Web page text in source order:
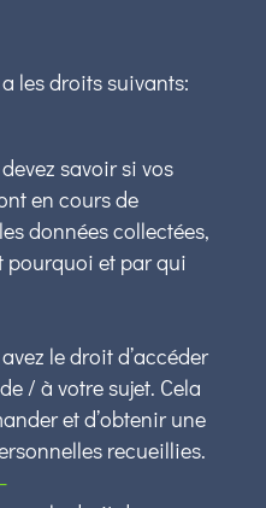
les droits suivants:
savoir si vos
en cours de
données collectées,
pourquoi et par qui
le droit d’accéder
/ à votre sujet. Cela
et d’obtenir une
recueillies.